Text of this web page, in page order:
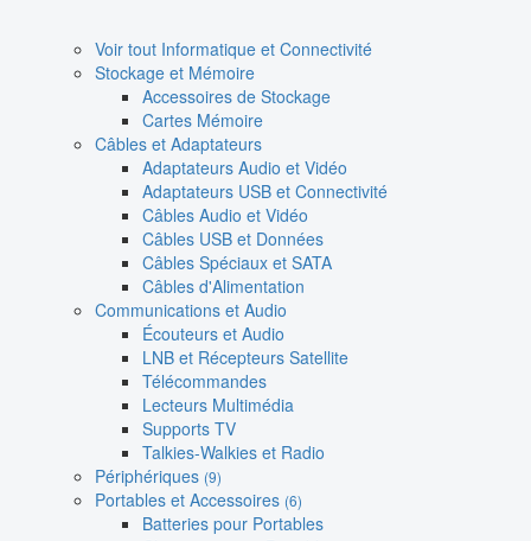
Voir tout Informatique et Connectivité
Stockage et Mémoire
Accessoires de Stockage
Cartes Mémoire
Câbles et Adaptateurs
Adaptateurs Audio et Vidéo
Adaptateurs USB et Connectivité
Câbles Audio et Vidéo
Câbles USB et Données
Câbles Spéciaux et SATA
Câbles d'Alimentation
Communications et Audio
Écouteurs et Audio
LNB et Récepteurs Satellite
Télécommandes
Lecteurs Multimédia
Supports TV
Talkies-Walkies et Radio
Périphériques (9)
Portables et Accessoires (6)
Batteries pour Portables